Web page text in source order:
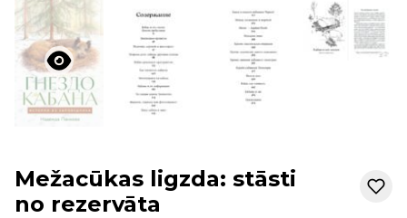
Mežacūkas ligzda: stāsti
no rezervāta